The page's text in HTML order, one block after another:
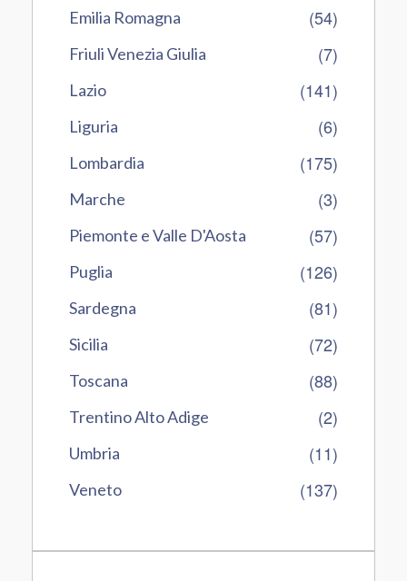
Emilia Romagna (54)
Friuli Venezia Giulia (7)
Lazio (141)
Liguria (6)
Lombardia (175)
Marche (3)
Piemonte e Valle D'Aosta (57)
Puglia (126)
Sardegna (81)
Sicilia (72)
Toscana (88)
Trentino Alto Adige (2)
Umbria (11)
Veneto (137)